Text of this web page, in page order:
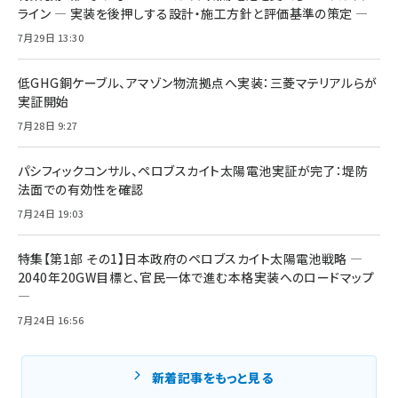
ライン ― 実装を後押しする設計・施工方針と評価基準の策定 ―
7月29日 13:30
低GHG銅ケーブル、アマゾン物流拠点へ実装：三菱マテリアルらが
実証開始
7月28日 9:27
パシフィックコンサル、ペロブスカイト太陽電池実証が完了：堤防
法面での有効性を確認
7月24日 19:03
特集【第1部 その1】日本政府のペロブスカイト太陽電池戦略 ―
2040年20GW目標と、官民一体で進む本格実装へのロードマップ
―
7月24日 16:56
新着記事をもっと見る